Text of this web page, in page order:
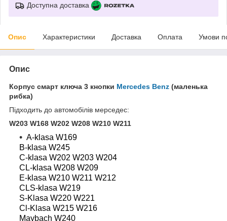
Доступна доставка
Опис Характеристики Доставка Оплата Умови
Опис
Корпус смарт ключа 3 кнопки Mercedes Benz (маленька
рибка)
Підходить до автомобілів мерседес:
W203 W168 W202 W208 W210 W211
A-klasa W169
B-klasa W245
C-klasa W202 W203 W204
CL-klasa W208 W209
E-klasa W210 W211 W212
CLS-klasa W219
S-Klasa W220 W221
Cl-Klasa W215 W216
Maybach W240